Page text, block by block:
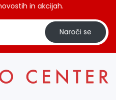
in akcijah.
Naroči se